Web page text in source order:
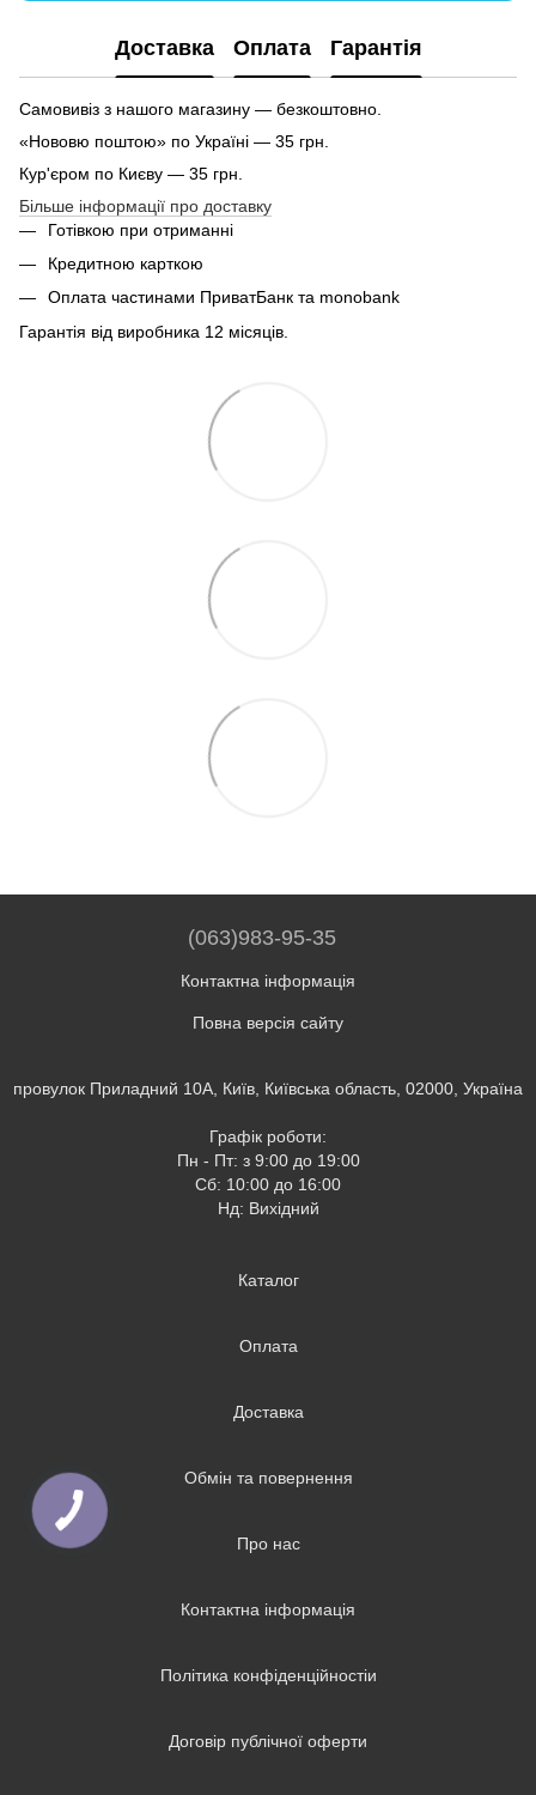
Доставка Оплата Гарантія
Самовивіз з нашого магазину — безкоштовно.
«Нововю поштою» по Україні — 35 грн.
Кур'єром по Києву — 35 грн.
Більше інформації про доставку
Готівкою при отриманні
Кредитною карткою
Оплата частинами ПриватБанк та monobank
Гарантія від виробника 12 місяців.
(063)983-95-35
Контактна інформація
Повна версія сайту
провулок Приладний 10А, Київ, Київська область, 02000, Україна
Графік роботи:
Пн - Пт: з 9:00 до 19:00
Сб: 10:00 до 16:00
Нд: Вихідний
Каталог
Оплата
Доставка
Обмін та повернення
Про нас
Контактна інформація
Політика конфіденційностіи
Договір публічної оферти